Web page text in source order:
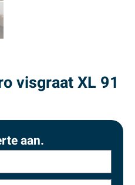
visgraat XL 91
aan.